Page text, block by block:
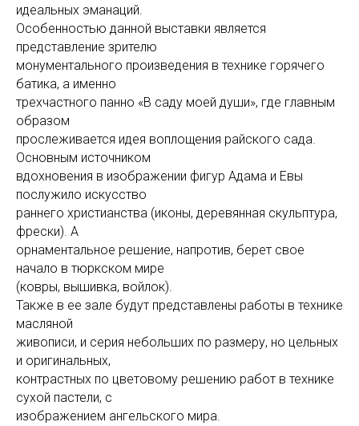
идеальных эманаций.
Особенностью данной выставки является
представление зрителю
монументального произведения в технике горячего
батика, а именно
трехчастного панно «В саду моей души», где главным
образом
прослеживается идея воплощения райского сада.
Основным источником
вдохновения в изображении фигур Адама и Евы
послужило искусство
раннего христианства (иконы, деревянная скульптура,
фрески). А
орнаментальное решение, напротив, берет свое
начало в тюркском мире
(ковры, вышивка, войлок).
Также в ее зале будут представлены работы в технике
масляной
живописи, и серия небольших по размеру, но цельных
и оригинальных,
контрастных по цветовому решению работ в технике
сухой пастели, с
изображением ангельского мира.